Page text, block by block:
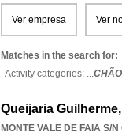
Ver empresa Ver
Matches in the search for:
Activity categories: ...
Queijaria
MONTE VALE DE FAIA S/